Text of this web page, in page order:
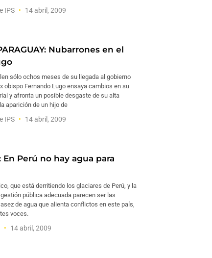
IPS 14 abril, 2009
Nubarrones en el
sólo ochos meses de su llegada al gobierno
obispo Fernando Lugo ensaya cambios en su
y afronta un posible desgaste de su alta
aparición de un hijo de
IPS 14 abril, 2009
En Perú no hay agua para
que está derritiendo los glaciares de Perú, y la
pública adecuada parecen ser las
de agua que alienta conflictos en este país,
voces.
14 abril, 2009